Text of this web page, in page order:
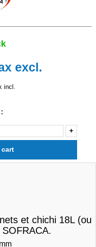
excl.
incl.
:
+
et chichi 18L (ou